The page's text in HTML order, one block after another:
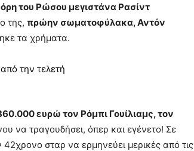
του Ρώσου μεγιστάνα Ρασίντ
της, πρώην σωματοφύλακα, Αντόν
τα χρήματα.
ευρώ τον Ρόμπι Γουίλιαμς, τον
να τραγουδήσει, όπερ και εγένετο! Σε
σταρ να ερμηνεύει μερικές από τις